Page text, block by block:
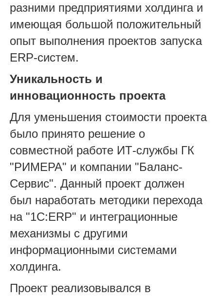
разними предприятиями холдинга и
имеющая большой положительный
опыт выполнения проектов запуска
ERP-систем.
Уникальность и
инновационность проекта
Для уменьшения стоимости проекта
было принято решение о
совместной работе ИТ-службы ГК
"РИМЕРА" и компании "Баланс-
Сервис". Данный проект должен
был наработать методики перехода
на "1С:ERP" и интеграционные
механизмы с другими
информационными системами
холдинга.
Проект реализовывался в